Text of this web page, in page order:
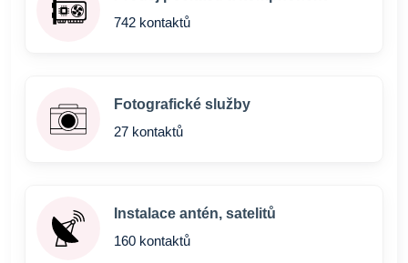
742 kontaktů
Fotografické služby
27 kontaktů
Instalace antén, satelitů
160 kontaktů